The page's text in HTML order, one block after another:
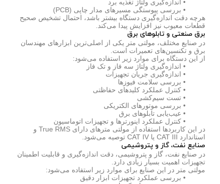
• اندازه‌گیری ولتاژ تغذیه برد
• بررسی پیوستگی مسیرهای مدار چاپی (PCB)
هرچه دقت اندازه‌گیری دستگاه بیشتر باشد، احتمال تشخیص صحیح
قطعات معیوب نیز افزایش پیدا می‌کند.
برق صنعتی و تابلوهای برق
در صنایع مختلف، مولتی متر یکی از اصلی‌ترین ابزارهای مهندسان
برق و تکنسین‌های تعمیرات است.
از این دستگاه برای موارد زیر استفاده می‌شود:
• اندازه‌گیری ولتاژ سه فاز و تک فاز
• اندازه‌گیری جریان تجهیزات
• بررسی سلامت فیوزها
• کنترل عملکرد کلیدهای حفاظتی
• تست سیم‌کشی
• بررسی موتورهای الکتریکی
• عیب‌یابی تابلوهای برق
• کنترل عملکرد اینورترها و تجهیزات اتوماسیون
در این کاربردها استفاده از مولتی مترهای دارای True RMS و
استاندارد CAT III یا CAT IV توصیه می‌شود.
صنایع نفت، گاز و پتروشیمی
در صنایع نفت، گاز و پتروشیمی، دقت اندازه‌گیری و قابلیت اطمینان
تجهیزات اهمیت بسیار زیادی دارد.
مولتی متر در این صنایع برای موارد زیر استفاده می‌شود:
• بررسی عملکرد تجهیزات ابزار دقیق